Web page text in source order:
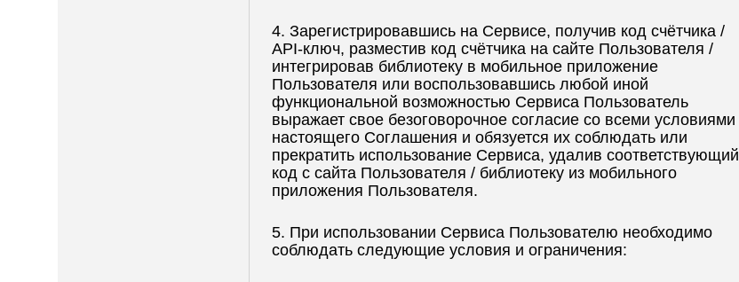
4. Зарегистрировавшись на Сервисе, получив код счётчика /
API-ключ, разместив код счётчика на сайте Пользователя /
интегрировав библиотеку в мобильное приложение
Пользователя или воспользовавшись любой иной
функциональной возможностью Сервиса Пользователь
выражает свое безоговорочное согласие со всеми условиями
настоящего Соглашения и обязуется их соблюдать или
прекратить использование Сервиса, удалив соответствующий
код с сайта Пользователя / библиотеку из мобильного
приложения Пользователя.
5. При использовании Сервиса Пользователю необходимо
соблюдать следующие условия и ограничения: